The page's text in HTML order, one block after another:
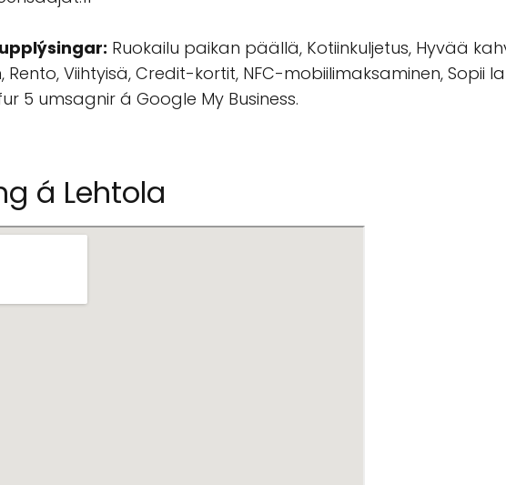
Ruokailu paikan päällä, Kotiinkuljetus, Hyvää
Rento, Viihtyisä, Credit-kortit, NFC-mobiilimaksaminen, Sopii
5 umsagnir á Google My Business.
á Lehtola